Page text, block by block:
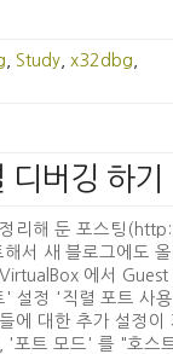
Study x32dbg
버깅 하기
정리해 둔 포스팅
해서 새 블로그에도
에서 Guest
설정 '직렬 포트 사
에 대한 추가 설정
트 모드' 를 "호스